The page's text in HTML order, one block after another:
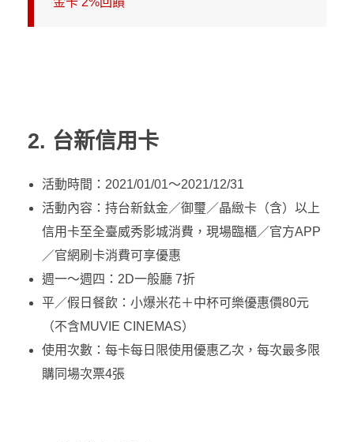
2. 台新信用卡
活動時間：2021/01/01～2021/12/31
活動內容：持台新鈦金／御璽／晶緻卡（含）以上
信用卡至全臺威秀影城消費，現場臨櫃／官方APP
／官網刷卡消費可享優惠
週一～週四：2D一般廳 7折
平／假日餐飲：小爆米花＋中杯可樂優惠價80元
（不含MUVIE CINEMAS）
使用次數：每卡每日限使用優惠乙次，每次最多限
購同場次票4張